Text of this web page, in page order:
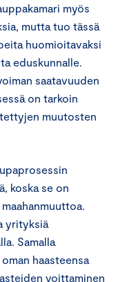
myös
mutta tuo tässä
huomioitavaksi
eduskunnalle.
saatavuuden
on tarkoin
muutosten
koska se on
yrityksiä
Samalla
haasteensa
voittaminen